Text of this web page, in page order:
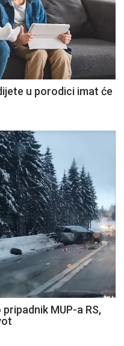
u porodici imat će
MUP-a RS,